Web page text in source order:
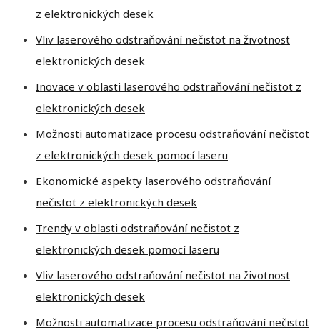
z elektronických desek
Vliv laserového odstraňování nečistot na životnost
elektronických desek
Inovace v oblasti laserového odstraňování nečistot z
elektronických desek
Možnosti automatizace procesu odstraňování nečistot
z elektronických desek pomocí laseru
Ekonomické aspekty laserového odstraňování
nečistot z elektronických desek
Trendy v oblasti odstraňování nečistot z
elektronických desek pomocí laseru
Vliv laserového odstraňování nečistot na životnost
elektronických desek
Možnosti automatizace procesu odstraňování nečistot